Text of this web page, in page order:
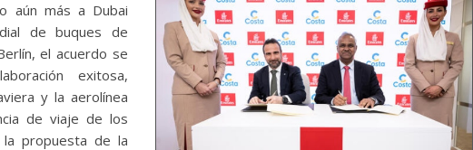
aún más a Dubai
de buques de
el acuerdo se
exitosa,
y la aerolínea
de viaje de los
la propuesta de la